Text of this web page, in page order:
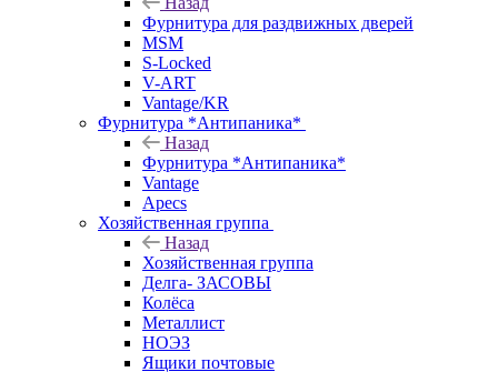
Фурнитура для раздвижных дверей
MSM
S-Locked
V-ART
Vantage/KR
Фурнитура *Антипаника*
Назад
Фурнитура *Антипаника*
Vantage
Apecs
Хозяйственная группа
Назад
Хозяйственная группа
Делга- ЗАСОВЫ
Колёса
Металлист
НОЭЗ
Ящики почтовые